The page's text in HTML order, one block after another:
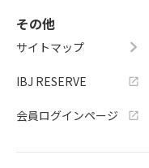
その他
サイトマップ
IBJ RESERVE
会員ログインページ